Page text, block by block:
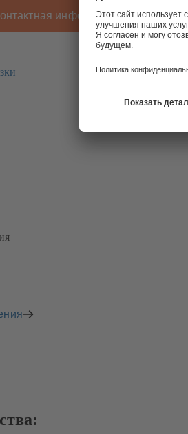
информация KSB